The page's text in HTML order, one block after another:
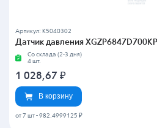
Артикул: K5040302
Датчик давления
Со склада (2-3 дня)
4 шт.
1 028,67 ₽
В корзину
от 7 шт - 982.4999125 ₽